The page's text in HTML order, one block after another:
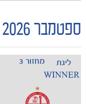
ספטמבר 2026
ליגת
WINNER
מחזור 3